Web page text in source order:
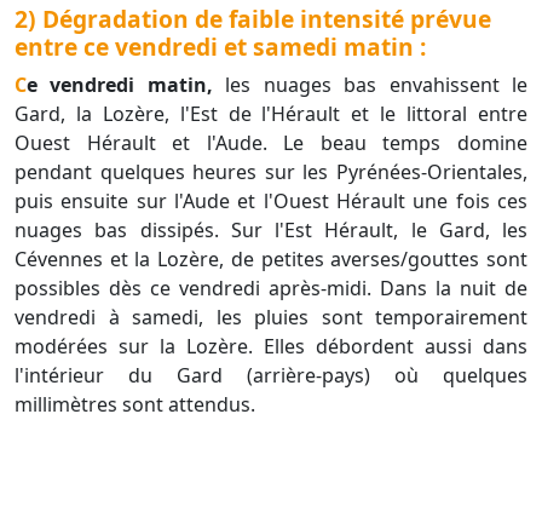
2) Dégradation de faible intensité prévue
entre ce vendredi et samedi matin :
Ce vendredi matin, les nuages bas envahissent le
Gard, la Lozère, l'Est de l'Hérault et le littoral entre
Ouest Hérault et l'Aude. Le beau temps domine
pendant quelques heures sur les Pyrénées-Orientales,
puis ensuite sur l'Aude et l'Ouest Hérault une fois ces
nuages bas dissipés. Sur l'Est Hérault, le Gard, les
Cévennes et la Lozère, de petites averses/gouttes sont
possibles dès ce vendredi après-midi. Dans la nuit de
vendredi à samedi, les pluies sont temporairement
modérées sur la Lozère. Elles débordent aussi dans
l'intérieur du Gard (arrière-pays) où quelques
millimètres sont attendus.